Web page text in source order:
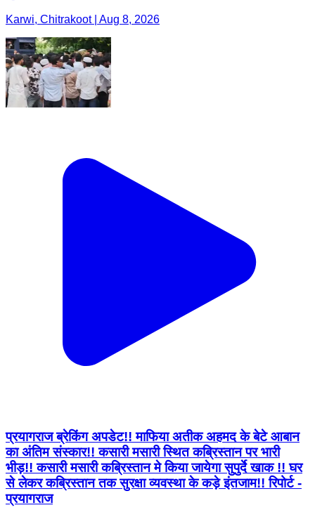
Karwi, Chitrakoot | Aug 8, 2026
प्रयागराज ब्रेकिंग अपडेट!! माफिया अतीक अहमद के बेटे आबान
का अंतिम संस्कार!! कसारी मसारी स्थित कब्रिस्तान पर भारी
भीड़!! कसारी मसारी कब्रिस्तान मे किया जायेगा सुपुर्दे खाक !! घर
से लेकर कब्रिस्तान तक सुरक्षा व्यवस्था के कड़े इंतजाम!! रिपोर्ट -
प्रयागराज